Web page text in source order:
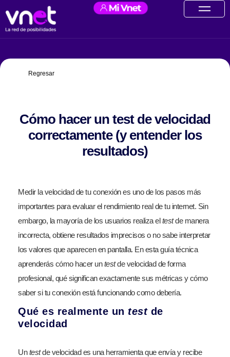
Regresar
Cómo hacer un test de velocidad
correctamente (y entender los
resultados)
Medir la velocidad de tu conexión es uno de los pasos más
importantes para evaluar el rendimiento real de tu internet. Sin
embargo, la mayoría de los usuarios realiza eltestde manera
incorrecta, obtiene resultados imprecisos o no sabe interpretar
los valores que aparecen en pantalla. En esta guía técnica
aprenderás cómo hacer untestde velocidad de forma
profesional, qué significan exactamente sus métricas y cómo
saber si tu conexión está funcionando como debería.
Qué es realmente un testde
velocidad
Untestde velocidad es una herramienta que envía y recibe